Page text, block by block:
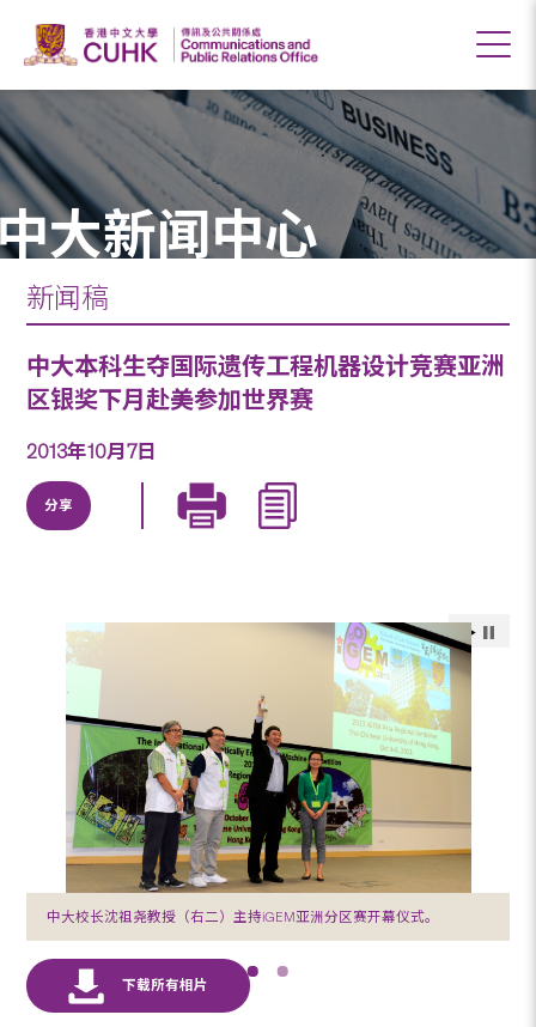
大新闻中心
新闻稿
中大本科生夺国际遗传工程机器设计竞赛亚洲
区银奖下月赴美参加世界赛
2013年10月7日
分享
中大校长沈祖尧教授（右二）主持iGEM亚洲分区赛开幕仪式。